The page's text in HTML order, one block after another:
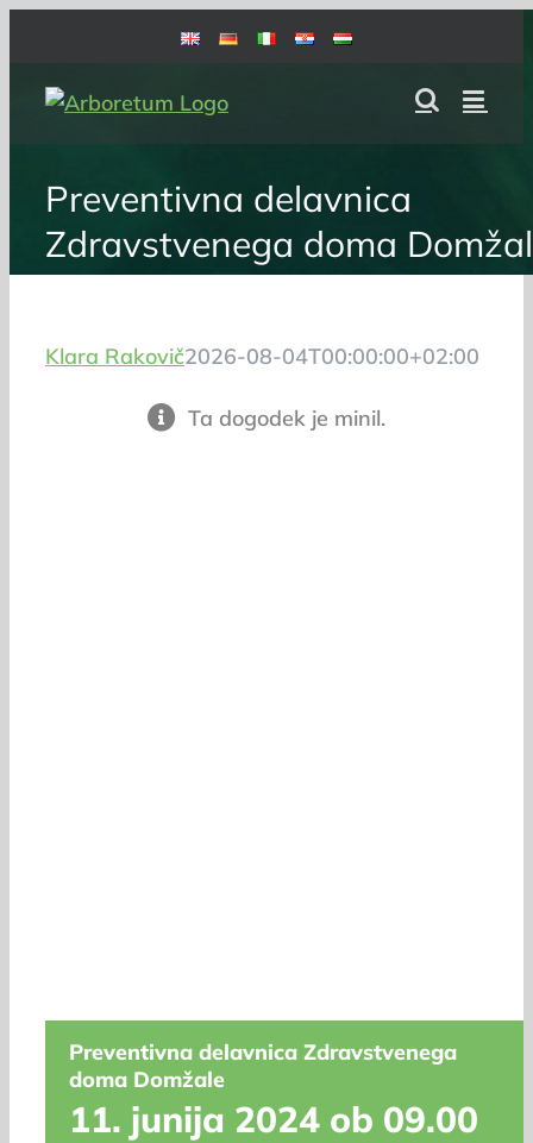
content
Preventivna delavnica
Zdravstvenega doma
Klara Rakovič2026-08-04T00:00:00+02:00
Ta dogodek je minil.
Preventivna delavnica Zdravstvenega
doma Domžale
11. junija 2024 ob 09.00